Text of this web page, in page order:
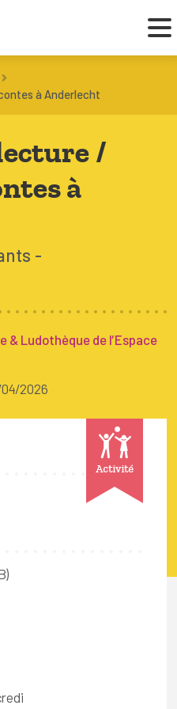
à Anderlecht
/
à
& Ludothèque de l’Espace
2026
Activité